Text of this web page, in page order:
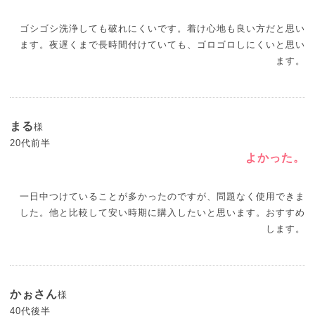
ゴシゴシ洗浄しても破れにくいです。着け心地も良い方だと思い
ます。夜遅くまで長時間付けていても、ゴロゴロしにくいと思い
ます。
まる様
20代前半
よかった。
一日中つけていることが多かったのですが、問題なく使用できま
した。他と比較して安い時期に購入したいと思います。おすすめ
します。
かぉさん様
40代後半